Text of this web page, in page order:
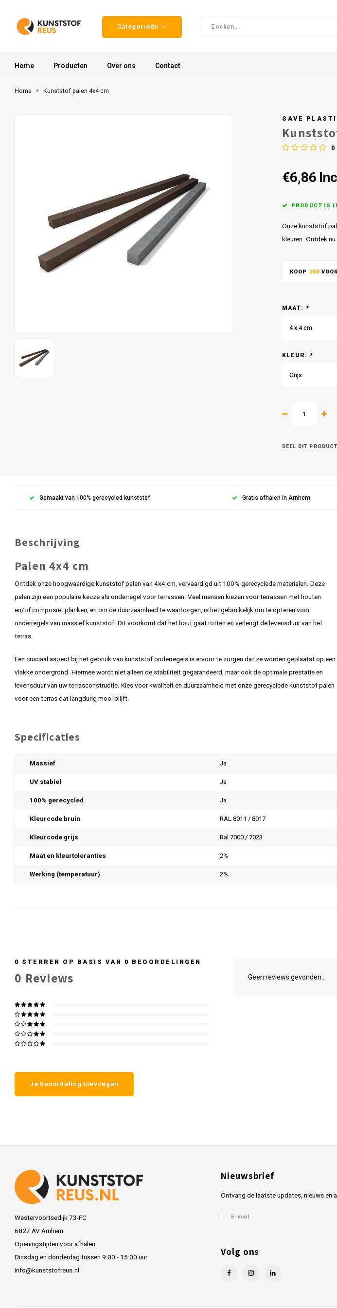
Categorieën
Home Producten Over ons Contact
Home Kunststof palen 4x4 cm
SAVE
0
€6,86
PRODUCT IS
Onze kunststof
kleuren. Ontdek nu
KOOP 260
MAAT: *
4 x 4 cm
KLEUR: *
Grijs
DEEL DIT
Gemaakt van 100% gerecycled kunststof Gratis afhalen in Arnhem
Beschrijving
Palen 4x4 cm
Ontdek onze hoogwaardige kunststof palen van 4x4 cm, vervaardigd uit 100% gerecyclede materialen. Deze
palen zijn een populaire keuze als onderregel voor terrassen. Veel mensen kiezen voor terrassen met houten
en/of composiet planken, en om de duurzaamheid te waarborgen, is het gebruikelijk om te opteren voor
onderregels van massief kunststof. Dit voorkomt dat het hout gaat rotten en verlengt de levensduur van het
terras.
Een cruciaal aspect bij het gebruik van kunststof onderregels is ervoor te zorgen dat ze worden geplaatst op een
vlakke ondergrond. Hiermee wordt niet alleen de stabiliteit gegarandeerd, maar ook de optimale prestatie en
levensduur van uw terrasconstructie. Kies voor kwaliteit en duurzaamheid met onze gerecyclede kunststof palen
voor een terras dat langdurig mooi blijft.
Specificaties
Massief Ja
UV stabiel Ja
100% gerecycled Ja
Kleurcode bruin RAL 8011 / 8017
Kleurcode grijs Ral 7000 / 7023
Maat en kleurtoleranties 2%
Werking (temperatuur) 2%
0 STERREN OP BASIS VAN 0 BEOORDELINGEN
0 Reviews
Je beoordeling toevoegen
Geen reviews gevonden...
Westervoortsedijk 73-FC
6827 AV Arnhem
Openingstijden voor afhalen:
Dinsdag en donderdag tussen 9:00 - 15:00 uur
info@kunststofreus.nl
Nieuwsbrief
Ontvang de laatste updates, nieuws en
Volg ons